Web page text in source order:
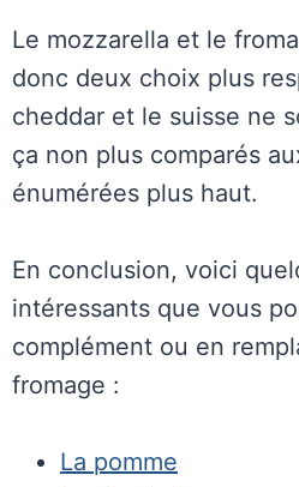
Le mozzarella et le
donc deux choix plus
cheddar et le suisse ne
ça non plus comparés
énumérées plus haut.
En conclusion, voici
intéressants que vous
complément ou en
fromage :
La pomme